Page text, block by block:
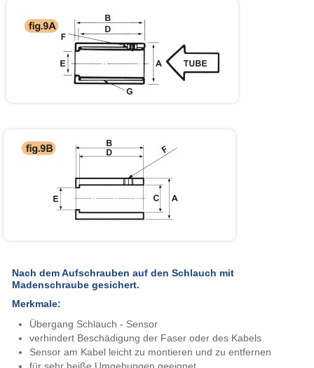
Nach dem Aufschrauben auf den Schlauch mit
Madenschraube gesichert.
Merkmale:
Übergang Schlauch - Sensor
verhindert Beschädigung der Faser oder des Kabels
Sensor am Kabel leicht zu montieren und zu entfernen